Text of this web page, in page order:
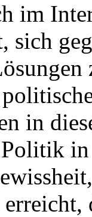
im
sich
in
in